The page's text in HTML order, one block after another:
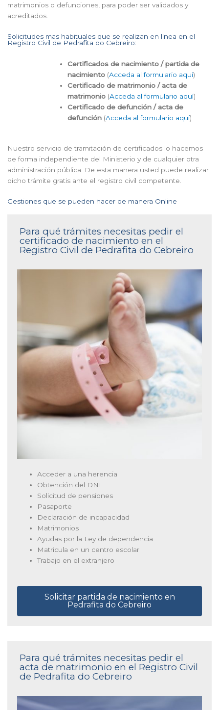
matrimonios o defunciones, para poder ser validados y
acreditados.
Solicitudes mas habituales que se realizan en linea en el
Registro Civil de Pedrafita do Cebreiro:
Certificados de nacimiento / partida de
nacimiento (Acceda al formulario aquí)
Certificado de matrimonio / acta de
matrimonio (Acceda al formulario aquí)
Certificado de defunción / acta de
defunción (Acceda al formulario aquí)
Nuestro servicio de tramitación de certificados lo hacemos
de forma independiente del Ministerio y de cualquier otra
administración pública. De esta manera usted puede realizar
dicho trámite gratis ante el registro civil competente.
Gestiones que se pueden hacer de manera Online
Para qué trámites necesitas pedir el
certificado de nacimiento en el
Registro Civil de Pedrafita do Cebreiro
Acceder a una herencia
Obtención del DNI
Solicitud de pensiones
Pasaporte
Declaración de incapacidad
Matrimonios
Ayudas por la Ley de dependencia
Matricula en un centro escolar
Trabajo en el extranjero
Solicitar partida de nacimiento en
Pedrafita do Cebreiro
Para qué trámites necesitas pedir el
acta de matrimonio en el Registro Civil
de Pedrafita do Cebreiro